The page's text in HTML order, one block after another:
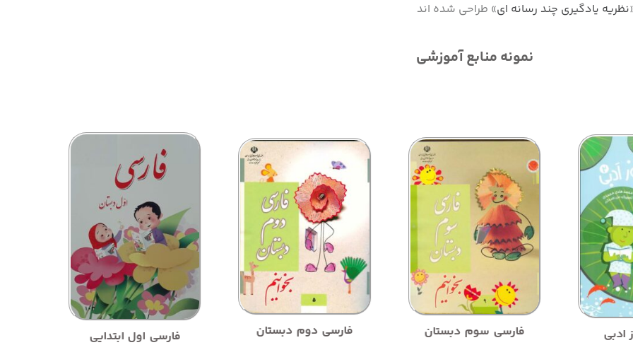
نظریه یادگیری چند رسانه ای
نمونه منابع آموزشی
فارسی اول ابتدایی فارسی دوم دبستان فارسی سوم دبستان ادبی